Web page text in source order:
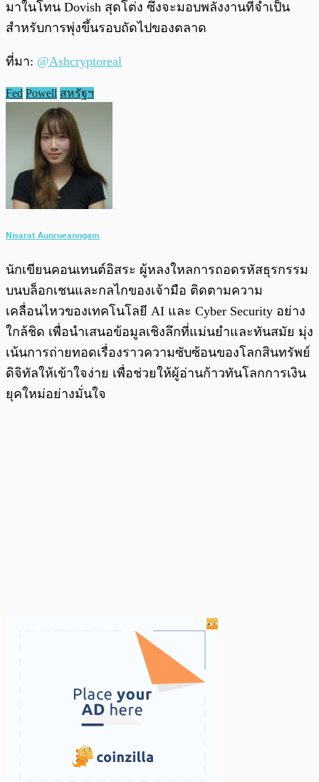
มาในโทน Dovish สุดโต่ง ซึ่งจะมอบพลังงานที่จำเป็น
สำหรับการพุ่งขึ้นรอบถัดไปของตลาด
ที่มา: @Ashcryptoreal
Fed Powell สหรัฐฯ
Nisarat Aunrueanngam
นักเขียนคอนเทนต์อิสระ ผู้หลงใหลการถอดรหัสธุรกรรม
บนบล็อกเชนและกลไกของเจ้ามือ ติดตามความ
เคลื่อนไหวของเทคโนโลยี AI และ Cyber Security อย่าง
ใกล้ชิด เพื่อนำเสนอข้อมูลเชิงลึกที่แม่นยำและทันสมัย มุ่ง
เน้นการถ่ายทอดเรื่องราวความซับซ้อนของโลกสินทรัพย์
ดิจิทัลให้เข้าใจง่าย เพื่อช่วยให้ผู้อ่านก้าวทันโลกการเงิน
ยุคใหม่อย่างมั่นใจ